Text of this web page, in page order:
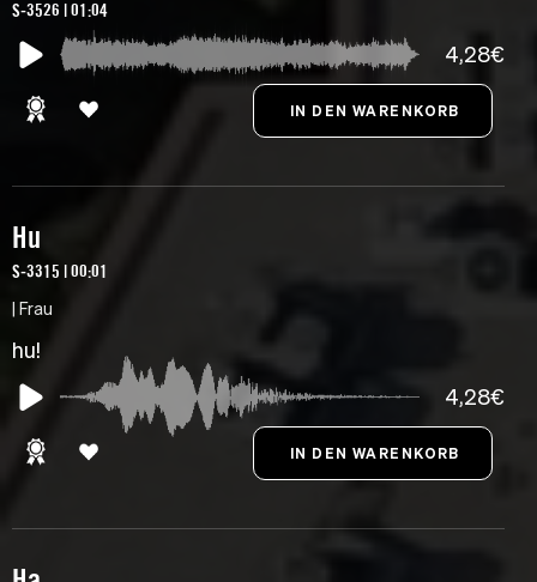
S-3526 | 01:04
4,28€
Hu
S-3315 | 00:01
| Frau
hu!
4,28€